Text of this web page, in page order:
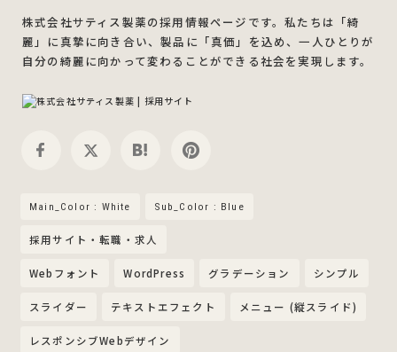
株式会社サティス製薬の採用情報ページです。私たちは「綺
麗」に真摯に向き合い、製品に「真価」を込め、一人ひとりが
自分の綺麗に向かって変わることができる社会を実現します。
Main_Color : White Sub_Color : Blue
採用サイト・転職・求人
Webフォント WordPress グラデーション シンプル
スライダー テキストエフェクト メニュー (縦スライド)
レスポンシブWebデザイン